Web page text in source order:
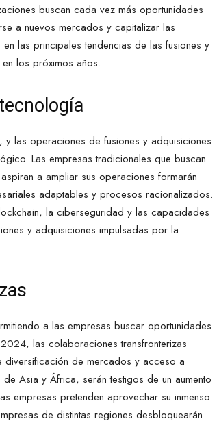
buscan cada vez más oportunidades
a nuevos mercados y capitalizar las
las principales tendencias de las fusiones y
los próximos años.
las operaciones de fusiones y adquisiciones
Las empresas tradicionales que buscan
a ampliar sus operaciones formarán
adaptables y procesos racionalizados.
la ciberseguridad y las capacidades
y adquisiciones impulsadas por la
a las empresas buscar oportunidades
las colaboraciones transfronterizas
diversificación de mercados y acceso a
Asia y África, serán testigos de un aumento
empresas pretenden aprovechar su inmenso
de distintas regiones desbloquearán